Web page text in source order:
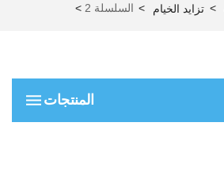
تزايد الخيام السلسلة 2
المنتجات